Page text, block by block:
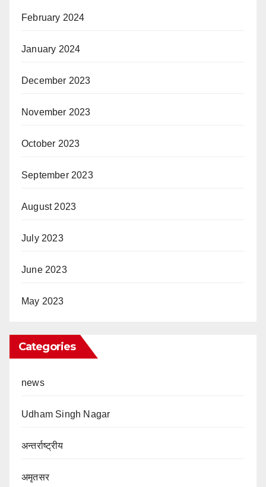
February 2024
January 2024
December 2023
November 2023
October 2023
September 2023
August 2023
July 2023
June 2023
May 2023
Categories
news
Udham Singh Nagar
अन्तर्राष्ट्रीय
अमृतसर